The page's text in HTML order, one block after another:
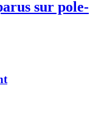
sur pole-